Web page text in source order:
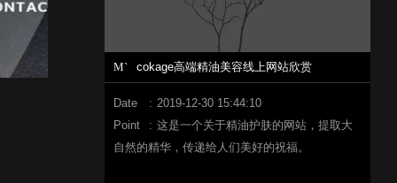
M` cokage高端精油美容线上网站欣赏
Date : 2019-12-30 15:44:10
Point
: 这是一个关于精油护肤的网站，提取大
自然的精华，传递给人们美好的祝福。